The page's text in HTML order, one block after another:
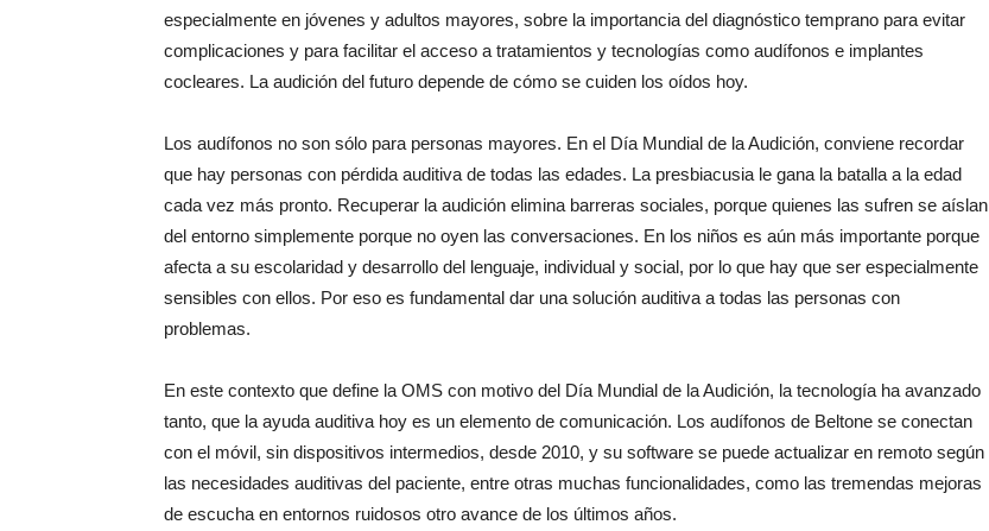
especialmente en jóvenes y adultos mayores, sobre la importancia del diagnóstico temprano para evitar
complicaciones y para facilitar el acceso a tratamientos y tecnologías como audífonos e implantes
cocleares. La audición del futuro depende de cómo se cuiden los oídos hoy.
Los audífonos no son sólo para personas mayores. En el Día Mundial de la Audición, conviene recordar
que hay personas con pérdida auditiva de todas las edades. La presbiacusia le gana la batalla a la edad
cada vez más pronto. Recuperar la audición elimina barreras sociales, porque quienes las sufren se aíslan
del entorno simplemente porque no oyen las conversaciones. En los niños es aún más importante porque
afecta a su escolaridad y desarrollo del lenguaje, individual y social, por lo que hay que ser especialmente
sensibles con ellos. Por eso es fundamental dar una solución auditiva a todas las personas con
problemas.
En este contexto que define la OMS con motivo del Día Mundial de la Audición, la tecnología ha avanzado
tanto, que la ayuda auditiva hoy es un elemento de comunicación. Los audífonos de Beltone se conectan
con el móvil, sin dispositivos intermedios, desde 2010, y su software se puede actualizar en remoto según
las necesidades auditivas del paciente, entre otras muchas funcionalidades, como las tremendas mejoras
de escucha en entornos ruidosos otro avance de los últimos años.